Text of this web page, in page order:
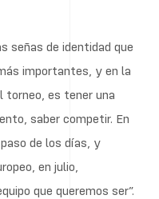
señas de identidad que
importantes, y en la
torneo, es tener una
saber competir. En
de los días, y
en julio,
que queremos ser”.